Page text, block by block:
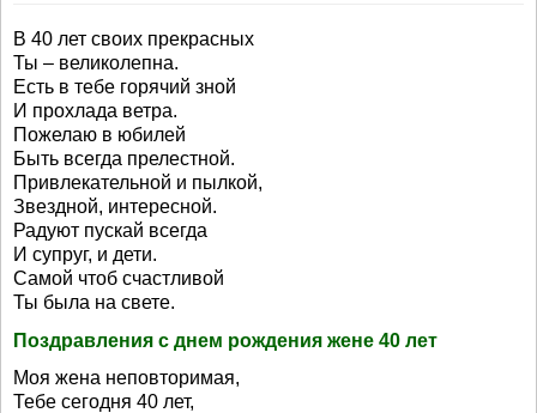
В 40 лет своих прекрасных
Ты – великолепна.
Есть в тебе горячий зной
И прохлада ветра.
Пожелаю в юбилей
Быть всегда прелестной.
Привлекательной и пылкой,
Звездной, интересной.
Радуют пускай всегда
И супруг, и дети.
Самой чтоб счастливой
Ты была на свете.
Поздравления с днем рождения жене 40 лет
Моя жена неповторимая,
Тебе сегодня 40 лет,